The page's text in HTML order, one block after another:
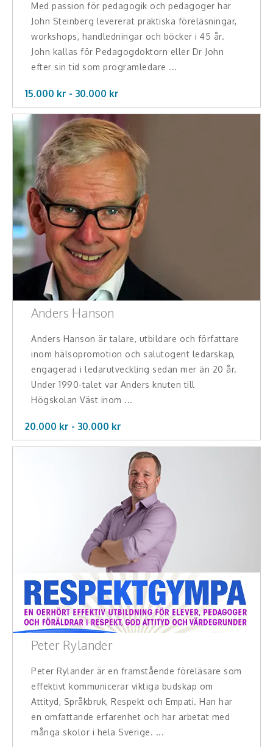
Med passion för pedagogik och pedagoger har
John Steinberg levererat praktiska föreläsningar,
workshops, handledningar och böcker i 45 år.
John kallas för Pedagogdoktorn eller Dr John
efter sin tid som programledare ...
15.000 kr - 30.000 kr
Anders Hanson
Anders Hanson är talare, utbildare och författare
inom hälsopromotion och salutogent ledarskap,
engagerad i ledarutveckling sedan mer än 20 år.
Under 1990-talet var Anders knuten till
Högskolan Väst inom ...
20.000 kr - 30.000 kr
Peter Rylander
Peter Rylander är en framstående föreläsare som
effektivt kommunicerar viktiga budskap om
Attityd, Språkbruk, Respekt och Empati. Han har
en omfattande erfarenhet och har arbetat med
många skolor i hela Sverige. ...